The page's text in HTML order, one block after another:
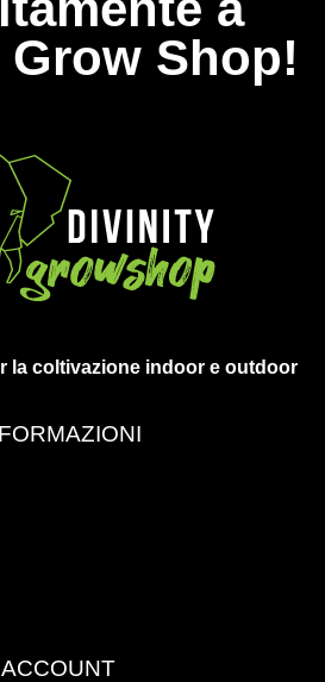
Shop!
la coltivazione indoor e outdoor
ACCOUNT